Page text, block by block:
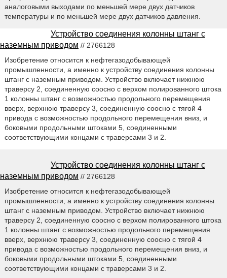
аналоговыми выходами по меньшей мере двух датчиков
температуры и по меньшей мере двух датчиков давления.
Устройство соединения колонны штанг с
наземным приводом // 2766128
Изобретение относится к нефтегазодобывающей
промышленности, а именно к устройству соединения колонны
штанг с наземным приводом. Устройство включает нижнюю
траверсу 2, соединенную соосно с верхом полированного штока
1 колонны штанг с возможностью продольного перемещения
вверх, верхнюю траверсу 3, соединенную соосно с тягой 4
привода с возможностью продольного перемещения вниз, и
боковыми продольными штоками 5, соединенными
соответствующими концами с траверсами 3 и 2.
Устройство соединения колонны штанг с
наземным приводом // 2766128
Изобретение относится к нефтегазодобывающей
промышленности, а именно к устройству соединения колонны
штанг с наземным приводом. Устройство включает нижнюю
траверсу 2, соединенную соосно с верхом полированного штока
1 колонны штанг с возможностью продольного перемещения
вверх, верхнюю траверсу 3, соединенную соосно с тягой 4
привода с возможностью продольного перемещения вниз, и
боковыми продольными штоками 5, соединенными
соответствующими концами с траверсами 3 и 2.